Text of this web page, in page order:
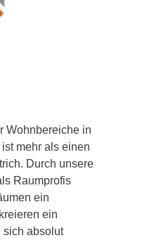
Wohnbereiche in
mehr als einen
Durch unsere
Raumprofis
ein
ein
sich absolut